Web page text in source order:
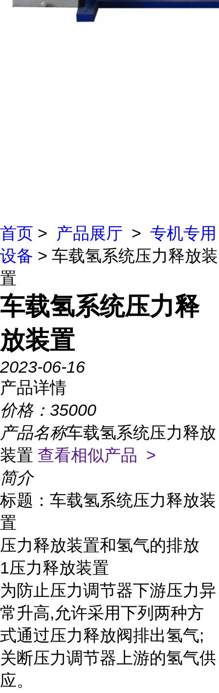
首页 > 产品展厅 > 专机专用
设备 > 车载氢系统压力释放装
置
车载氢系统压力释
放装置
2023-06-16
产品详情
价格： 35000
产品名称车载氢系统压力释放
装置 查看相似产品 >
简介
标题：车载氢系统压力释放装
置
压力释放装置和氢气的排放
1压力释放装置
为防止压力调节器下游压力异
常升高,允许采用下列两种方
式通过压力释放阀排出氢气;
关断压力调节器上游的氢气供
应。